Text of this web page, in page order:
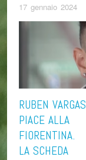
17 gennaio 2024
RUBEN VARGAS
PIACE ALLA
FIORENTINA.
LA SCHEDA